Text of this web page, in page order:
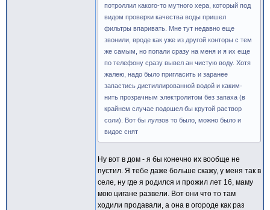
потроллил какого-то мутного хера, который под
видом проверки качества воды пришел
фильтры впаривать. Мне тут недавно еще
звонили, вроде как уже из другой конторы с тем
же самым, но попали сразу на меня и я их еще
по телефону сразу вывел ан чистую воду. Хотя
жалею, надо было пригласить и заранее
запастись дистиллированной водой и каким-
нить прозрачным электролитом без запаха (в
крайнем случае подошел бы крутой раствор
соли). Вот бы лулзов то было, можно было и
видос снят
Ну вот в дом - я бы конечно их вообще не
пустил. Я тебе даже больше скажу, у меня так в
селе, ну где я родился и прожил лет 16, маму
мою цигане развели. Вот они что то там
ходили продавали, а она в огороде как раз